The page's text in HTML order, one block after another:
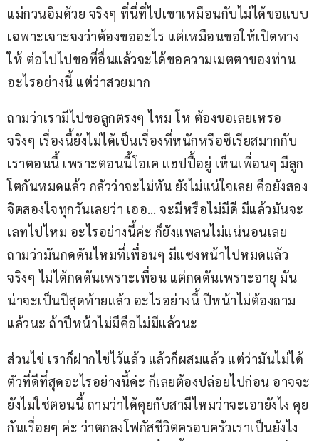
แม่กวนอิมด้วย จริงๆ ที่นี่ที่ไปเขาเหมือนกับไม่ได้ขอแบบ
เฉพาะเจาะจงว่าต้องขออะไร แต่เหมือนขอให้เปิดทาง
ให้ ต่อไปไปขอที่อื่นแล้วจะได้ขอความเมตตาของท่าน
อะไรอย่างนี้ แต่ว่าสวยมาก
ถามว่าเรามีไปขอลูกตรงๆ ไหม โห ต้องขอเลยเหรอ
จริงๆ เรื่องนี้ยังไม่ได้เป็นเรื่องที่หนักหรือซีเรียสมากกับ
เราตอนนี้ เพราะตอนนี้โอเค แฮปปี้อยู่ เห็นเพื่อนๆ มีลูก
โตกันหมดแล้ว กลัวว่าจะไม่ทัน ยังไม่แน่ใจเลย คือยังสอง
จิตสองใจทุกวันเลยว่า เออ… จะมีหรือไม่มีดี มีแล้วมันจะ
เลทไปไหม อะไรอย่างนี้ค่ะ ก็ยังแพลนไม่แน่นอนเลย
ถามว่ามันกดดันไหมที่เพื่อนๆ มีแซงหน้าไปหมดแล้ว
จริงๆ ไม่ได้กดดันเพราะเพื่อน แต่กดดันเพราะอายุ มัน
น่าจะเป็นปีสุดท้ายแล้ว อะไรอย่างนี้ ปีหน้าไม่ต้องถาม
แล้วนะ ถ้าปีหน้าไม่มีคือไม่มีแล้วนะ
ส่วนไข่ เราก็ฝากไข่ไว้แล้ว แล้วก็ผสมแล้ว แต่ว่ามันไม่ได้
ตัวที่ดีที่สุดอะไรอย่างนี้ค่ะ ก็เลยต้องปล่อยไปก่อน อาจจะ
ยังไม่ใช่ตอนนี้ ถามว่าได้คุยกับสามีไหมว่าจะเอายังไง คุย
กันเรื่อยๆ ค่ะ ว่าตกลงโฟกัสชีวิตครอบครัวเราเป็นยังไง